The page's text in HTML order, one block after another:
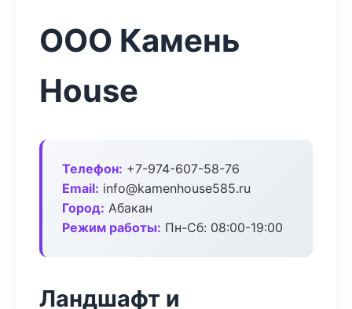
ООО Камень
House
Телефон: +7-974-607-58-76
Email: info@kamenhouse585.ru
Город: Абакан
Режим работы: Пн-Сб: 08:00-19:00
Ландшафт и